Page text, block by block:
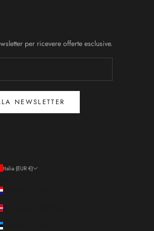
per ricevere offerte esclusive.
NEWSLETTER
Italia (EUR €)
Croazia (EUR €)
Danimarca (DKK kr.)
Estonia (EUR €)